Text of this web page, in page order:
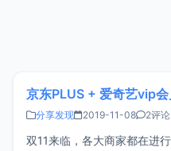
京东PLUS + 爱奇艺vip
分享发现 2019-11-08 2评论
双11来临，各大商家都在进